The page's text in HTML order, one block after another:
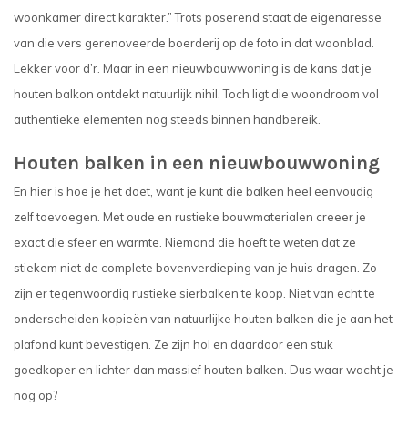
woonkamer direct karakter.” Trots poserend staat de eigenaresse
van die vers gerenoveerde boerderij op de foto in dat woonblad.
Lekker voor d’r. Maar in een nieuwbouwwoning is de kans dat je
houten balkon ontdekt natuurlijk nihil. Toch ligt die woondroom vol
authentieke elementen nog steeds binnen handbereik.
Houten balken in een nieuwbouwwoning
En hier is hoe je het doet, want je kunt die balken heel eenvoudig
zelf toevoegen. Met oude en rustieke bouwmaterialen creeer je
exact die sfeer en warmte. Niemand die hoeft te weten dat ze
stiekem niet de complete bovenverdieping van je huis dragen. Zo
zijn er tegenwoordig rustieke sierbalken te koop. Niet van echt te
onderscheiden kopieën van natuurlijke houten balken die je aan het
plafond kunt bevestigen. Ze zijn hol en daardoor een stuk
goedkoper en lichter dan massief houten balken. Dus waar wacht je
nog op?